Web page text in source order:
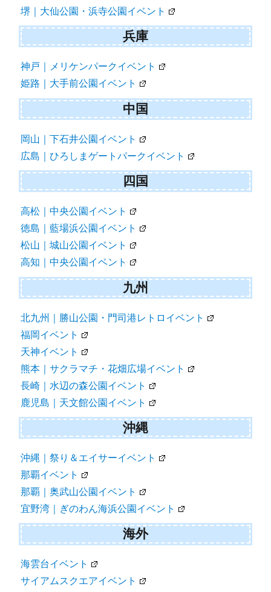
堺｜大仙公園・浜寺公園イベント
兵庫
神戸｜メリケンパークイベント
姫路｜大手前公園イベント
中国
岡山｜下石井公園イベント
広島｜ひろしまゲートパークイベント
四国
高松｜中央公園イベント
徳島｜藍場浜公園イベント
松山｜城山公園イベント
高知｜中央公園イベント
九州
北九州｜勝山公園・門司港レトロイベント
福岡イベント
天神イベント
熊本｜サクラマチ・花畑広場イベント
長崎｜水辺の森公園イベント
鹿児島｜天文館公園イベント
沖縄
沖縄｜祭り＆エイサーイベント
那覇イベント
那覇｜奥武山公園イベント
宜野湾｜ぎのわん海浜公園イベント
海外
海雲台イベント
サイアムスクエアイベント